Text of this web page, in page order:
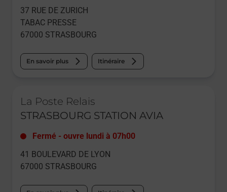
37 RUE DE ZURICH
TABAC PRESSE
67000 STRASBOURG
En savoir plus Itinéraire
La Poste Relais
STRASBOURG STATION AVIA
Fermé - ouvre lundi à 07h00
41 BOULEVARD DE LYON
67000 STRASBOURG